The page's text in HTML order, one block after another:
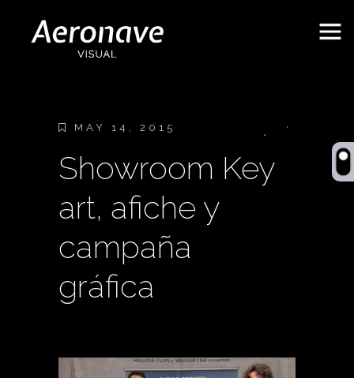
MAY 14, 2015
Showroom Key
art, afiche y
campaña
gráfica